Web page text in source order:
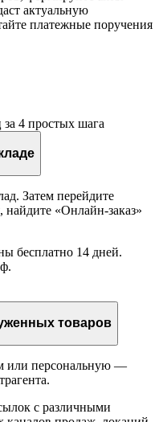
актуальную
платежные поручения
4 простых шага
Затем перейдите
«Онлайн-заказ»
бесплатно 14 дней.
товаров
или персональную —
с различными